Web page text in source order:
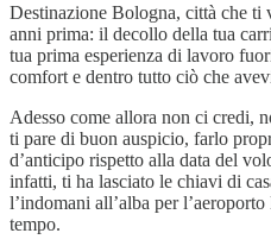
Destinazione Bologna, città che
anni prima: il decollo della tua
tua prima esperienza di lavoro
comfort e dentro tutto ciò che
Adesso come allora non ci credi,
ti pare di buon auspicio, farlo
d’anticipo rispetto alla data del
infatti, ti ha lasciato le chiavi di
l’indomani all’alba per
tempo.